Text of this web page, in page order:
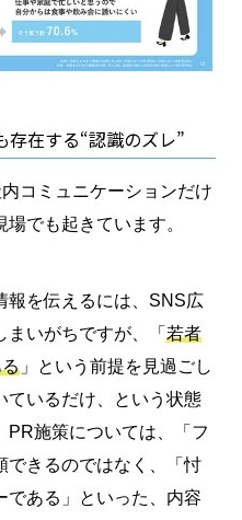
存在する“認識のズレ”
内コミュニケーションだけ
でも起きています。
報を伝えるには、SNS広
いがちですが、「 若者
」という前提を見過ごし
ているだけ、という状態
PR施策については、「フ
できるのではなく、「忖
である」といった、内容